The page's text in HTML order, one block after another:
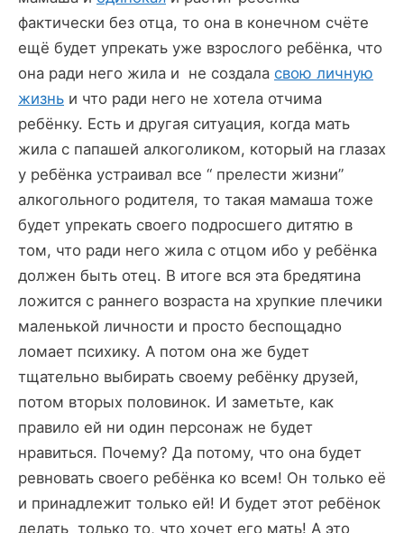
фактически без отца, то она в конечном счёте
ещё будет упрекать уже взрослого ребёнка, что
она ради него жила и не создала свою личную
жизнь и что ради него не хотела отчима
ребёнку. Есть и другая ситуация, когда мать
жила с папашей алкоголиком, который на глазах
у ребёнка устраивал все “ прелести жизни”
алкогольного родителя, то такая мамаша тоже
будет упрекать своего подросшего дитятю в
том, что ради него жила с отцом ибо у ребёнка
должен быть отец. В итоге вся эта бредятина
ложится с раннего возраста на хрупкие плечики
маленькой личности и просто беспощадно
ломает психику. А потом она же будет
тщательно выбирать своему ребёнку друзей,
потом вторых половинок. И заметьте, как
правило ей ни один персонаж не будет
нравиться. Почему? Да потому, что она будет
ревновать своего ребёнка ко всем! Он только её
и принадлежит только ей! И будет этот ребёнок
делать только то, что хочет его мать! А это